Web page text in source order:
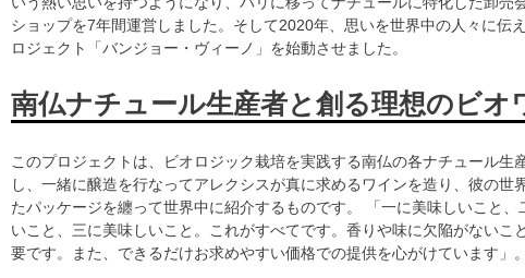
ショップを7年間運営しました。そして2020年、思いを世界中の人々に伝
ロジェクト「バンジョー・ヴィーノ」を始動させました。
南仏ナチュール生産者と創る理想のビオ
このプロジェクトは、ビオロジック栽培を実践する南仏の各ナチュール生
し、一緒に醸造を行なってアレクシスが真に求めるワインを造り、彼の世
たパッケージを纏って世界中に紹介するものです。 「一に美味しいこと、
いこと、三に美味しいこと。これがすべてです。香りや味に欠陥がないこ
要です。また、できるだけお求めやすい価格での提供を心がけています」。